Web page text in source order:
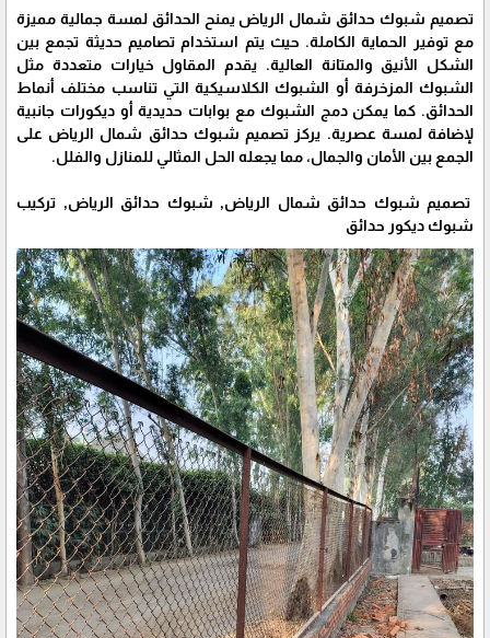
تصميم شبوك حدائق شمال الرياض يمنح الحدائق لمسة جمالية مميزة
مع توفير الحماية الكاملة. حيث يتم استخدام تصاميم حديثة تجمع بين
الشكل الأنيق والمتانة العالية. يقدم المقاول خيارات متعددة مثل
الشبوك المزخرفة أو الشبوك الكلاسيكية التي تناسب مختلف أنماط
الحدائق. كما يمكن دمج الشبوك مع بوابات حديدية أو ديكورات جانبية
لإضافة لمسة عصرية. يركز تصميم شبوك حدائق شمال الرياض على
الجمع بين الأمان والجمال، مما يجعله الحل المثالي للمنازل والفلل.
تصميم شبوك حدائق شمال الرياض, شبوك حدائق الرياض, تركيب
شبوك ديكور حدائق